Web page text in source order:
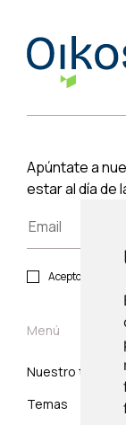
Apúntate a
estar al día de
Acepto política
Menú
Nuestro trabajo
Temas